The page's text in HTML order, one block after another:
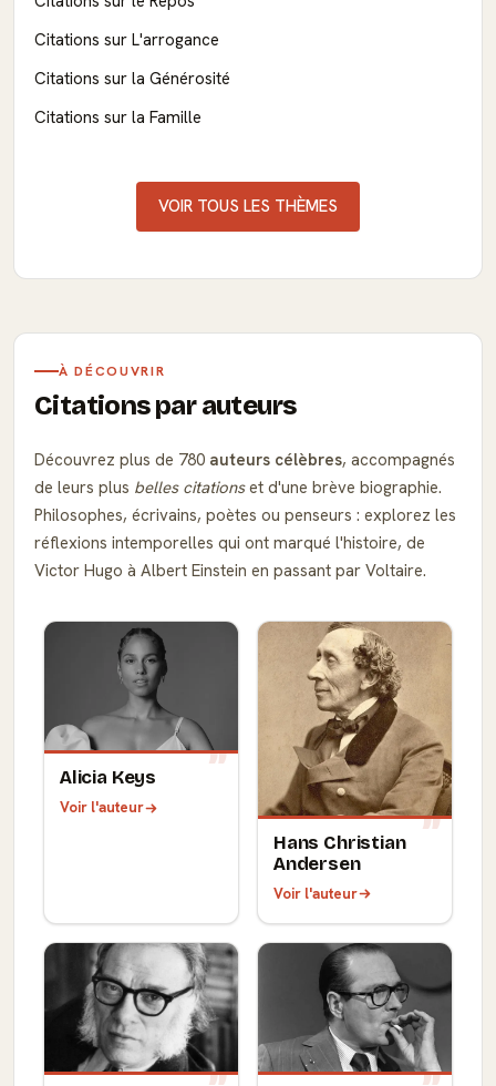
Citations sur L'arrogance
Citations sur la Générosité
Citations sur la Famille
VOIR TOUS LES THÈMES
À DÉCOUVRIR
Citations par auteurs
Découvrez plus de 780 auteurs célèbres, accompagnés
de leurs plus belles citationset d'une brève biographie.
Philosophes, écrivains, poètes ou penseurs : explorez les
réflexions intemporelles qui ont marqué l'histoire, de
Victor Hugo à Albert Einstein en passant par Voltaire.
Alicia Keys
Voir l'auteur
Hans Christian
Andersen
Voir l'auteur